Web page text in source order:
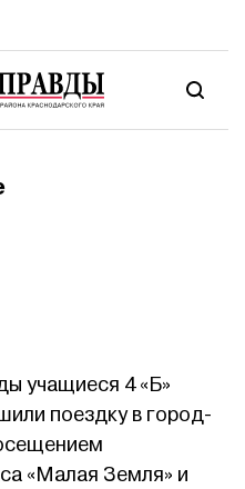
учащиеся 4 «Б»
поездку в город-
«Малая Земля» и